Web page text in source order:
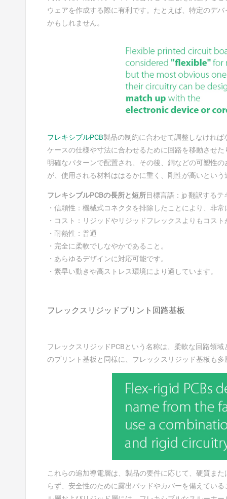
ウェアを作成する際に有利です。たとえば、特定のデ
かもしれません。
フレキシブルPCB製品の制約に合わせて調整しなけれ
ケースの仕様や寸法に合わせるために回路を移動させ
明確なパターンで配置され、その後、銅などの可塑性
が、使用される材料ははるかに重く、剛性が高いとい
フレキシブルPCBの長所と短所目標言語：jp 翻訳する
・信頼性：機械式コネクタを排除したことにより、非
・コスト：リジッドやリジッドフレックスよりもコスト
・耐熱性：普通
・完全に柔軟でしなやかであること。
・あらゆるデザインに対応可能です。
・素早い動きや高ストレス環境により適しています。
フレックスリジッドプリント回路基板
フレックスリジッドPCBという名称は、柔軟な回路領
のプリント基板と同様に、フレックスリジッド基板も
これらの追加導電層は、製品の要件に応じて、硬質ま
らず、安全性のために露出パッドやカバーを備えてい